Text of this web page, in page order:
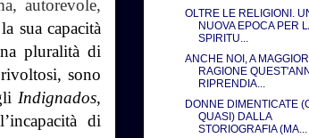
autorevole,
sua capacità
pluralità di
sono
Indignados,
di
OLTRE LE RELIGIONI.
NUOVA EPOCA PER
SPIRITU...
ANCHE NOI, A MAGGIOR
RAGIONE
RIPRENDIA...
DONNE DIMENTICATE
QUASI) DALLA
STORIOGRAFIA (MA...